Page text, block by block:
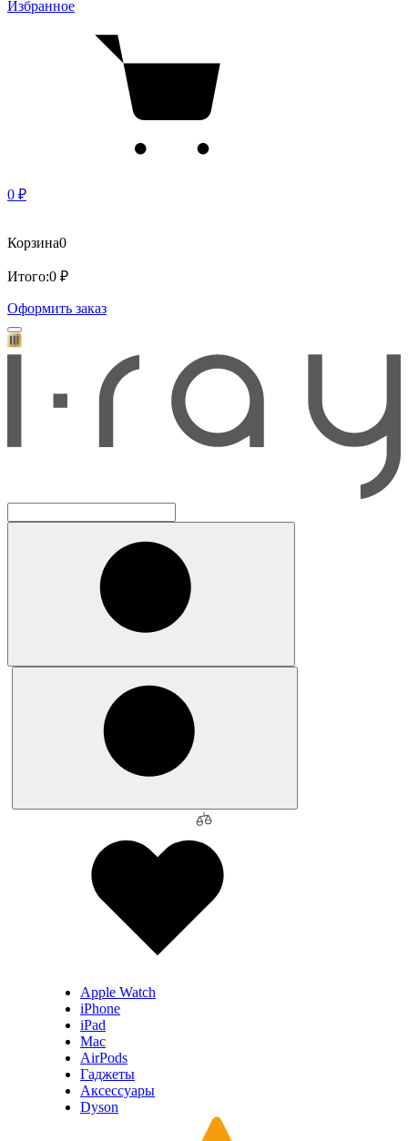
Избранное
0 ₽
Корзина0
Итого:0 ₽
Оформить заказ
Apple Watch
iPhone
iPad
Mac
AirPods
Гаджеты
Аксессуары
Dyson